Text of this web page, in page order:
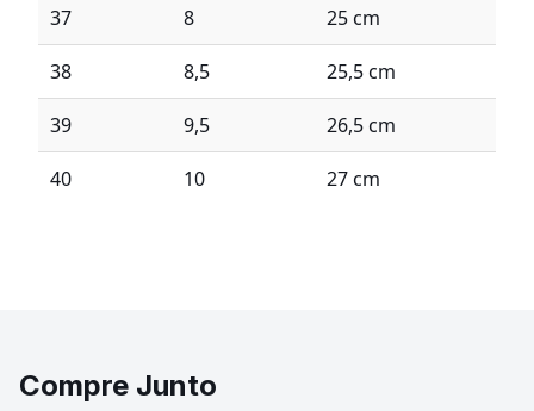
37 8 25 cm
38 8,5 25,5 cm
39 9,5 26,5 cm
40 10 27 cm
Compre Junto